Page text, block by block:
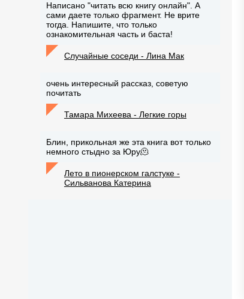
Написано "читать всю книгу онлайн". А
сами даете только фрагмент. Не врите
тогда. Напишите, что только
ознакомительная часть и баста!
Случайные соседи - Лина Мак
очень интересный рассказ, советую
почитать
Тамара Михеева - Легкие горы
Блин, прикольная же эта книга вот только
немного стыдно за Юру🫠
Лето в пионерском галстуке -
Сильванова Катерина